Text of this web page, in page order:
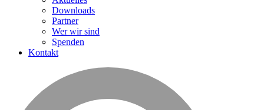
Downloads
Partner
Wer wir sind
Spenden
Kontakt